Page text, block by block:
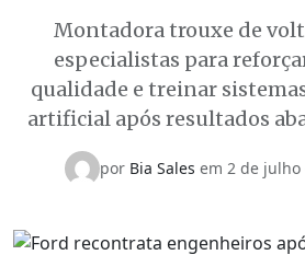
Montadora trouxe de
especialistas para
qualidade e treinar
artificial após resultados
por Bia Sales em 2 de julho